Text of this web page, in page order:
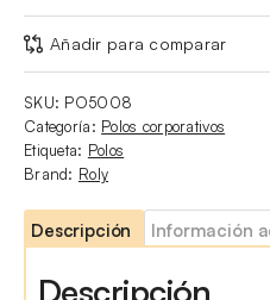
Añadir para comparar
SKU: PO5008
Categoría: Polos corporativos
Etiqueta: Polos
Brand: Roly
Descripción Información
Descripción